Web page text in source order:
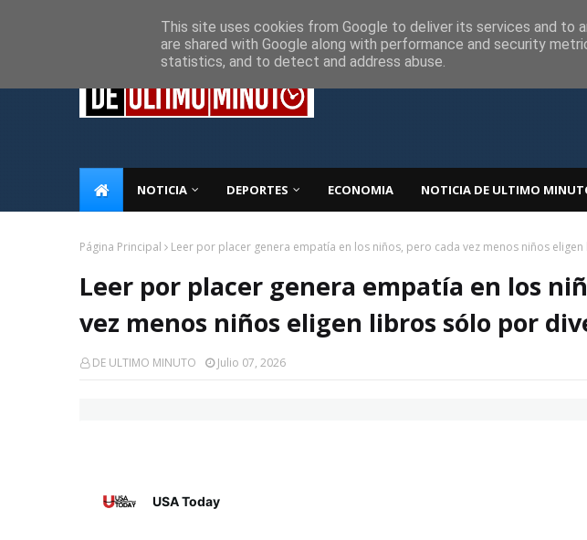
NOTICIA DEPORTES ECONOMIA NOTICIA DE ULTIMO
Página Principal Leer por placer genera empatía en los niños, pero cada vez menos niños
Leer por placer genera empatía en los
vez menos niños eligen libros sólo por
DE ULTIMO MINUTO Julio 07, 2026
USA Today
This site uses cookies from Google to deliver its services and to
are shared with Google along with performance and security
statistics, and to detect and address abuse.